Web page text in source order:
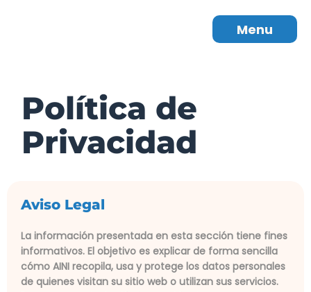
Menu
Política de
Privacidad
Aviso Legal
La información presentada en esta sección tiene fines
informativos. El objetivo es explicar de forma sencilla
cómo AINI recopila, usa y protege los datos personales
de quienes visitan su sitio web o utilizan sus servicios.